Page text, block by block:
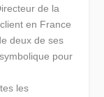
de la
en France
deux de ses
pour
les